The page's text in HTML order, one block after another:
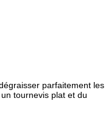
parfaitement les
tournevis plat et du